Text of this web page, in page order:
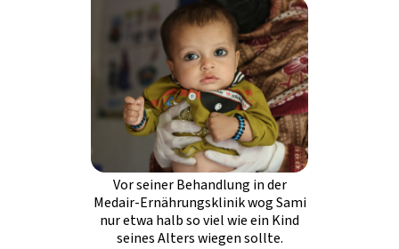
Vor seiner Behandlung in der
Medair-Ernährungsklinik wog Sami
nur etwa halb so viel wie ein Kind
seines Alters wiegen sollte.